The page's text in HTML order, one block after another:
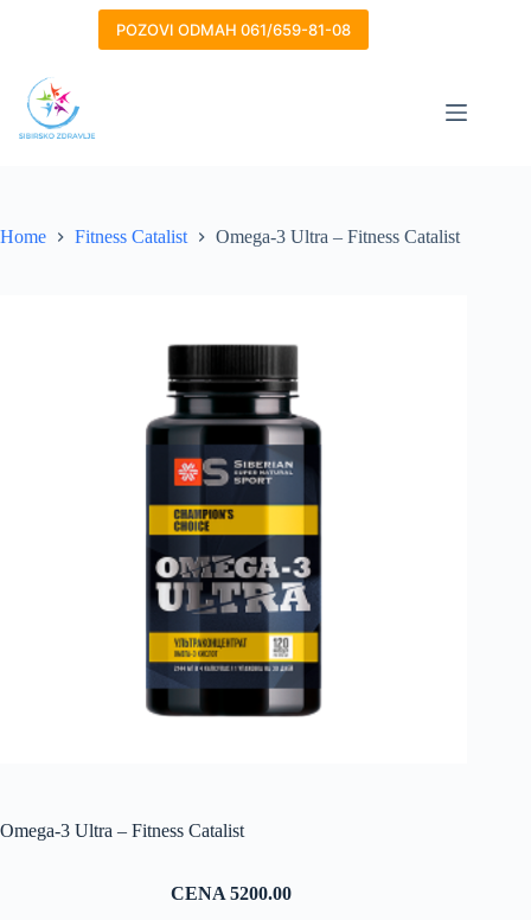
POZOVI ODMAH 061/659-81-08
Home Fitness Catalist Omega-3 Ultra – Fitness Catalist
Omega-3 Ultra – Fitness Catalist
CENA 5200.00